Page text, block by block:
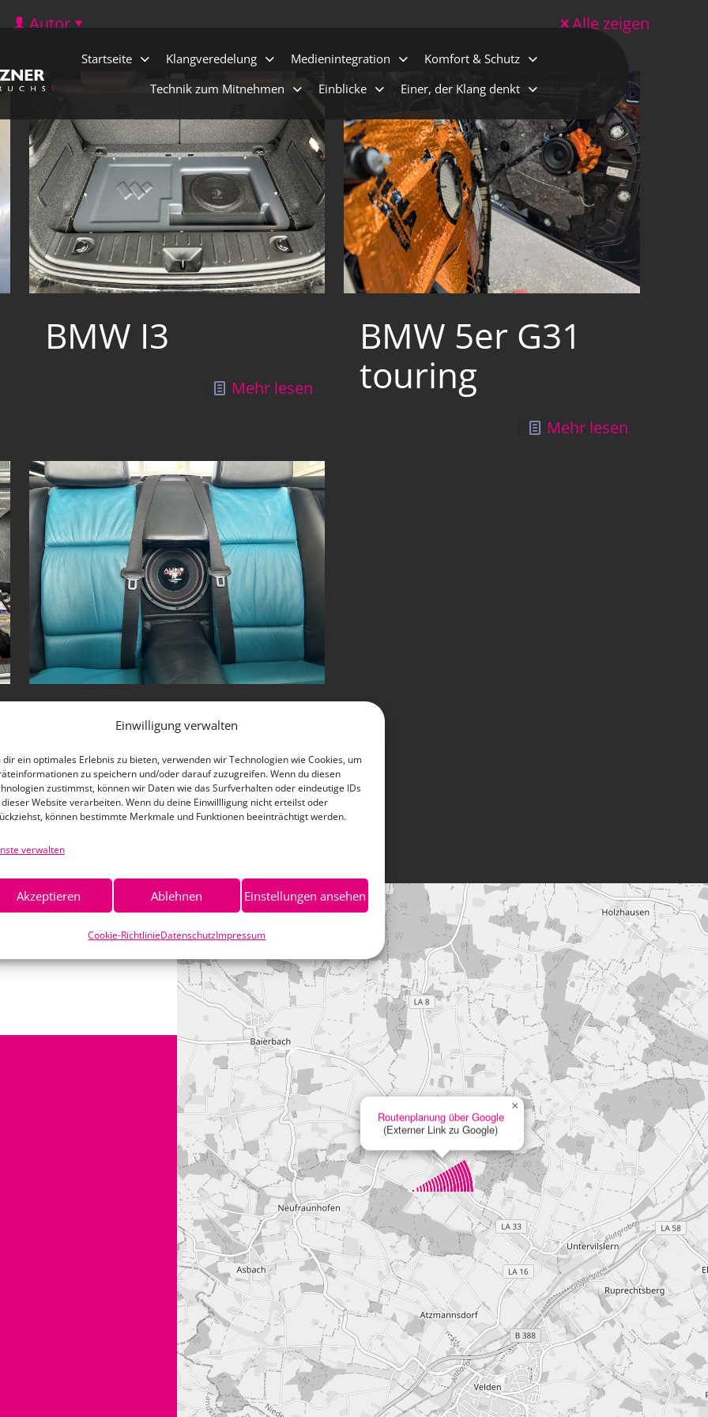
Einwilligung verwalten
dir ein optimales Erlebnis zu bieten, verwenden wir Technologien wie Cookies, um
zu speichern und/oder darauf zuzugreifen. Wenn du diesen
zustimmst, können wir Daten wie das Surfverhalten oder eindeutige IDs
Website verarbeiten. Wenn du deine Einwillligung nicht erteilst oder
können bestimmte Merkmale und Funktionen beeinträchtigt werden.
verwalten
Akzeptieren Ablehnen Einstellungen ansehen
Cookie-RichtlinieDatenschutzImpressum
Startseite Klangveredelung Medienintegration
Komfort & Schutz
Technik zum Mitnehmen
Einblicke Einer, der Klang denkt
Autor Alle zeigen
BMW I3
Mehr lesen
BMW 5er G31
touring
Mehr lesen
BMW 3er E36
Cabrio
Mehr lesen
Routenplanung über Google
(Externer Link zu Google)
×
+
−